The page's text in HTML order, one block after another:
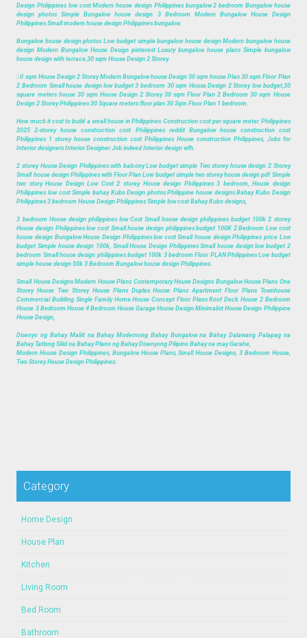
Design Philippines low cost Modern house design Philippines bungalow 2 bedroom Bungalow house
design photos Simple Bungalow house design 3 Bedroom Modern Bungalow House Design
Philippines Small modern house design Philippines bungalow.
Bungalow house design photos Low budget simple bungalow house design Modern bungalow house
design Modern Bungalow House Design pinterest Luxury bungalow house plans Simple bungalow
house design with terrace,30 sqm House Design 2 Storey.
30 sqm House Design 2 Storey Modern Bungalow house Design 30 sqm house Plan 30 sqm Floor Plan
2 Bedroom Small house design low budget 3 bedroom 30 sqm House Design 2 Storey low budget,30
square meters house 30 sqm House Design 2 Storey 30 sqm Floor Plan 2 Bedroom 30 sqm House
Design 2 Storey Philippines 30 Square meters floor plan 30 Sqm Floor Plan 1 bedroom.
How much it cost to build a small house in Philippines Construction cost per square meter Philippines
2025 2-storey house construction cost Philippines reddit Bungalow house construction cost
Philippines 1 storey house construction cost Philippines House construction Philippines, Jobs for
Interior designers Interior Designer Job indeed Interior design wfh.
2 storey House Design Philippines with balcony Low budget simple Two storey house design 2 Storey
Small house design Philippines with Floor Plan Low budget simple two storey house design pdf Simple
two story House Design Low Cost 2 storey House design Philippines 3 bedroom, House design
Philippines low cost Simple bahay Kubo Design photos Philippine house designs Bahay Kubo Design
Philippines 3 bedroom House Design Philippines Simple low cost Bahay Kubo designs,
3 bedroom House design philippines low Cost Small house design philippines budget 100k 2 storey
House design Philippines low cost Small house design philippines budget 100K 2 Bedroom Low cost
house design Bungalow House Design Philippines low cost Small house design Philippines price Low
budget Simple house design 100k, Small House Design Philippines Small house design low budget 2
bedroom Small house design philippines budget 100k 3 bedroom Floor PLAN Philippines Low budget
simple house design 50k 3 Bedroom Bungalow house design Philippines.
Small House Designs Modern House Plans Contemporary House Designs Bungalow House Plans One
Storey House Two Storey House Plans Duplex House Plans Apartment Floor Plans Townhouse
Commercial Building Single Family Home House Concept Floor Plans Roof Deck House 2 Bedroom
House 3 Bedroom House 4 Bedroom House Garage House Design Minimalist House Design Philippine
House Design,
Disenyo ng Bahay Maliit na Bahay Modernong Bahay Bungalow na Bahay Dalawang Palapag na
Bahay Tatlong Silid na Bahay Plano ng Bahay Disenyong Pilipino Bahay na may Garahe,
Modern House Design Philippines, Bungalow House Plans, Small House Designs, 3 Bedroom House,
Two Storey House Design Philippines.
Category
Home Design
House Plan
Kitchen
Living Room
Bed Room
Bathroom